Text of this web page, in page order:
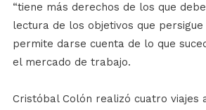
“tiene más derechos de los que
lectura de los objetivos que persigue
permite darse cuenta de lo que
el mercado de trabajo.
Cristóbal Colón realizó cuatro viajes